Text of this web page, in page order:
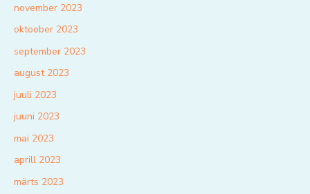
november 2023
oktoober 2023
september 2023
august 2023
juuli 2023
juuni 2023
mai 2023
aprill 2023
märts 2023